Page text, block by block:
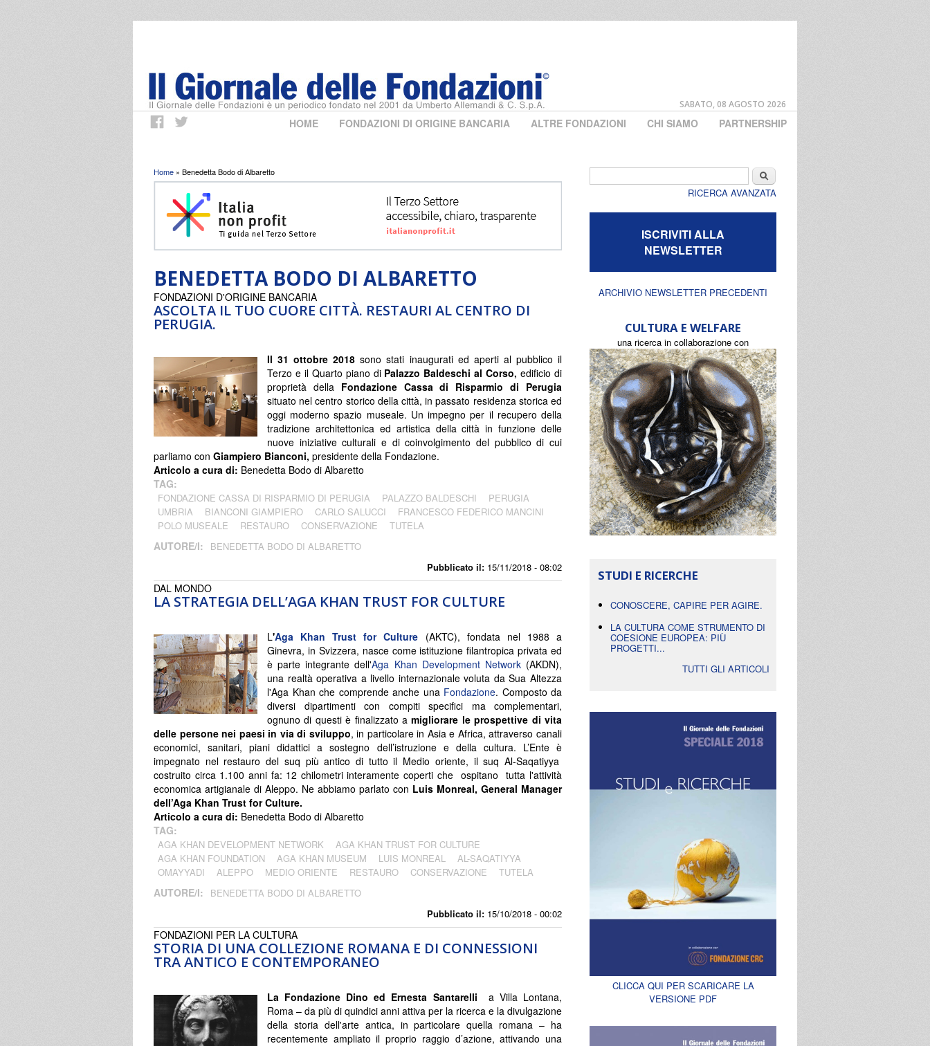
SABATO, 08 AGOSTO 2026
HOME FONDAZIONI DI ORIGINE BANCARIA ALTRE FONDAZIONI CHI SIAMO PARTNERSHIP
Tu sei qui
Home » Benedetta Bodo di Albaretto
BENEDETTA BODO DI ALBARETTO
ASCOLTA IL TUO CUORE CITTÀ. RESTAURI AL CENTRO DI
PERUGIA.
Pubblicato il: 15/11/2018 - 08:02
FONDAZIONI D'ORIGINE BANCARIA
Il 31 ottobre 2018sono stati inaugurati ed aperti al pubblico il
Terzo e il Quarto piano di Palazzo Baldeschi al Corso,edificio di
proprietà della Fondazione Cassa di Risparmio di Perugia
situato nel centro storico della città, in passato residenza storica ed
oggi moderno spazio museale. Un impegno per il recupero della
tradizione architettonica ed artistica della città in funzione delle
nuove iniziative culturali e di coinvolgimento del pubblico di cui
parliamo con Giampiero Bianconi, presidente della Fondazione.
Articolo a cura di: Benedetta Bodo di Albaretto
TAG:
FONDAZIONE CASSA DI RISPARMIO DI PERUGIA PALAZZO BALDESCHI
PERUGIA
UMBRIA
BIANCONI GIAMPIERO CARLO SALUCCI
FRANCESCO FEDERICO MANCINI
POLO MUSEALE
RESTAURO CONSERVAZIONE TUTELA
AUTORE/I: BENEDETTA BODO DI ALBARETTO
LA STRATEGIA DELL’AGA KHAN TRUST FOR CULTURE
Pubblicato il: 15/10/2018 - 00:02
DAL MONDO
L'Aga Khan Trust for Culture (AKTC), fondata nel 1988 a
Ginevra, in Svizzera, nasce come istituzione filantropica privata ed
è parte integrante dell'Aga Khan Development Network(AKDN),
una realtà operativa a livello internazionale voluta da Sua Altezza
l'Aga Khan che comprende anche una Fondazione. Composto da
diversi dipartimenti con compiti specifici ma complementari,
ognuno di questi è finalizzato amigliorare le prospettive di vita
delle persone nei paesi in via di sviluppo, in particolare in Asia e Africa, attraverso canali
economici, sanitari, piani didattici a sostegno dell’istruzione e della cultura. L’Ente è
impegnato nel restauro del suq più antico di tutto il Medio oriente, il suq Al-Saqatiyya
costruito circa 1.100 anni fa: 12 chilometri interamente coperti che ospitano tutta l'attività
economica artigianale di Aleppo. Ne abbiamo parlato con Luis Monreal, General Manager
dell’Aga Khan Trust for Culture.
Articolo a cura di: Benedetta Bodo di Albaretto
TAG:
AGA KHAN DEVELOPMENT NETWORK
AGA KHAN TRUST FOR CULTURE
AGA KHAN FOUNDATION
AGA KHAN MUSEUM LUIS MONREAL
AL-SAQATIYYA
OMAYYADI
ALEPPO MEDIO ORIENTE RESTAURO CONSERVAZIONE TUTELA
AUTORE/I: BENEDETTA BODO DI ALBARETTO
STORIA DI UNA COLLEZIONE ROMANA E DI CONNESSIONI
TRA ANTICO E CONTEMPORANEO
FONDAZIONI PER LA CULTURA
La Fondazione Dino ed Ernesta Santarelli a Villa Lontana,
Roma – da più di quindici anni attiva per la ricerca e la divulgazione
della storia dell'arte antica, in particolare quella romana – ha
recentemente ampliato il proprio raggio d’azione, attivando una
Cerca
RICERCA AVANZATA
ISCRIVITI ALLA
NEWSLETTER
ARCHIVIO NEWSLETTER PRECEDENTI
CULTURA E WELFARE
una ricerca in collaborazione con
STUDI E RICERCHE
CONOSCERE, CAPIRE PER AGIRE.
LA CULTURA COME STRUMENTO DI
COESIONE EUROPEA: PIÙ
PROGETTI...
TUTTI GLI ARTICOLI
CLICCA QUI PER SCARICARE LA
VERSIONE PDF